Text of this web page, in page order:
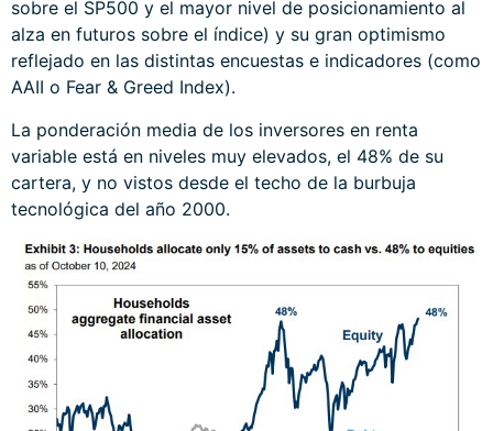
sobre el SP500 y el mayor nivel de posicionamiento al
alza en futuros sobre el índice) y su gran optimismo
reflejado en las distintas encuestas e indicadores (como
AAII o Fear & Greed Index).
La ponderación media de los inversores en renta
variable está en niveles muy elevados, el 48% de su
cartera, y no vistos desde el techo de la burbuja
tecnológica del año 2000.